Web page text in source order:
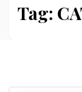
Tag: